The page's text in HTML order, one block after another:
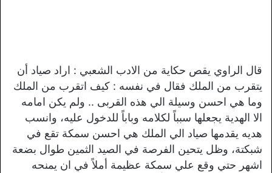
قال الراوي يقص حكاية من الادب الشعبي : اراد صياد أن
يتقرب من الملك فقال في نفسه : كيف اتقرب من الملك
وما هي احسن وسيلة الي هذه القربى .. ولم يكن امامه
الا الهدية يجعلها سبباً لكلامه وباباً للدخول عليه، وانسب
هديه يقدمها صياد الي الملك هي احسن سمكة تقع في
شبكتة، وظل يتحين الفرصة في الصيد الثمين طوال بضعة
اشهر حتي وقع علي سمكة عظيمة أملاً في ان يمنحه